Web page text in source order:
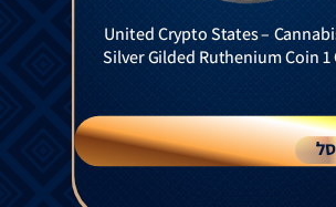
United Crypto States –
Silver Gilded Ruthenium Coin 1